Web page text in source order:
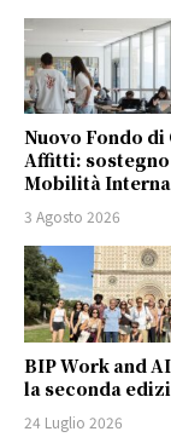
Nuovo Fondo di
Affitti:
Mobilità
3 Agosto 2026
BIP Work and
la seconda
24 Luglio 2026